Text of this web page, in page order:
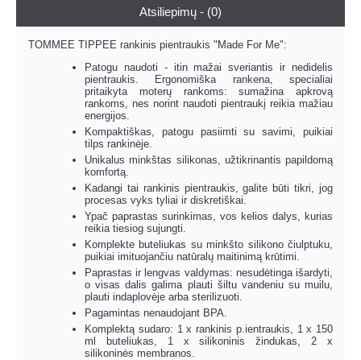
Atsiliepimų - (0)
TOMMEE TIPPEE rankinis pientraukis "Made For Me":
Patogu naudoti - itin mažai sveriantis ir nedidelis
pientraukis. Ergonomiška rankena, specialiai
pritaikyta moterų rankoms: sumažina apkrovą
rankoms, nes norint naudoti pientraukį reikia mažiau
energijos.
Kompaktiškas, patogu pasiimti su savimi, puikiai
tilps rankinėje.
Unikalus minkštas silikonas, užtikrinantis papildomą
komfortą.
Kadangi tai rankinis pientraukis, galite būti tikri, jog
procesas vyks tyliai ir diskretiškai.
Ypač paprastas surinkimas, vos kelios dalys, kurias
reikia tiesiog sujungti.
Komplekte buteliukas su minkšto silikono čiulptuku,
puikiai imituojančiu natūralų maitinimą krūtimi.
Paprastas ir lengvas valdymas: nesudėtinga išardyti,
o visas dalis galima plauti šiltu vandeniu su muilu,
plauti indaplovėje arba sterilizuoti.
Pagamintas nenaudojant BPA.
Komplektą sudaro: 1 x rankinis p.ientraukis, 1 x 150
ml buteliukas, 1 x silikoninis žindukas, 2 x
silikoninės membranos.